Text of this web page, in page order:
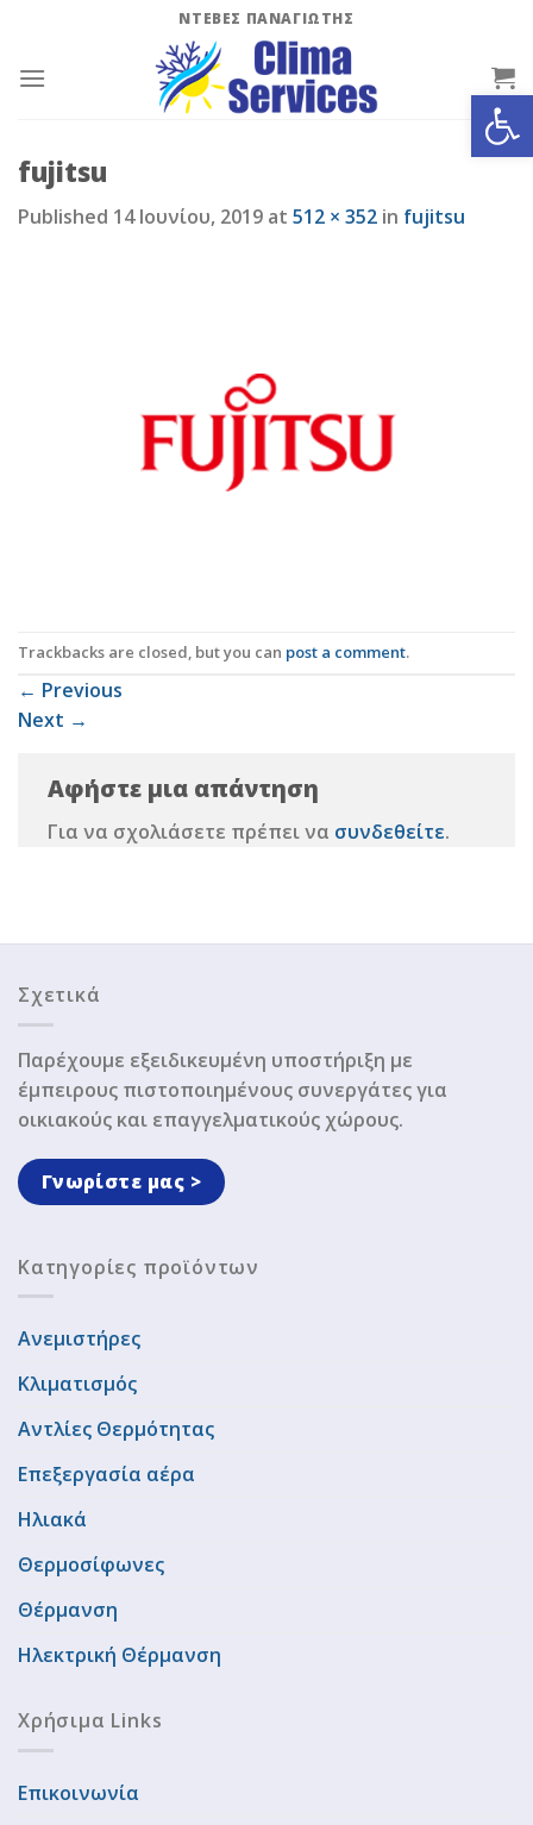
content
ΝΤΕΒΕΣ ΠΑΝΑΓΙΩΤΗΣ
fujitsu
Published 14 Ιουνίου, 2019 at 512 × 352 in fujitsu
Trackbacks are closed, but you can post a comment.
← Previous
Next →
Αφήστε μια απάντηση
Για να σχολιάσετε πρέπει να συνδεθείτε.
Σχετικά
Παρέχουμε εξειδικευμένη υποστήριξη με
έμπειρους πιστοποιημένους συνεργάτες για
οικιακούς και επαγγελματικούς χώρους.
Γνωρίστε μας >
Κατηγορίες προϊόντων
Ανεμιστήρες
Κλιματισμός
Αντλίες Θερμότητας
Επεξεργασία αέρα
Ηλιακά
Θερμοσίφωνες
Θέρμανση
Ηλεκτρική Θέρμανση
Χρήσιμα Links
Επικοινωνία